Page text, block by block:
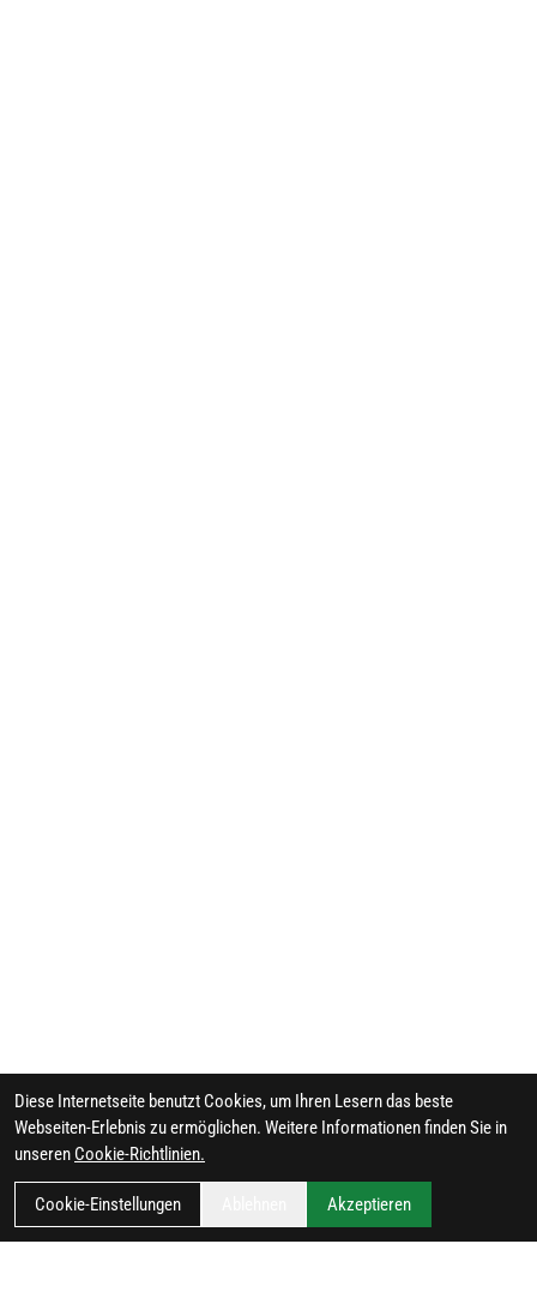
Diese Internetseite benutzt Cookies, um Ihren Lesern das beste
Webseiten-Erlebnis zu ermöglichen. Weitere Informationen finden Sie in
unseren Cookie-Richtlinien.
Cookie-Einstellungen Akzeptieren